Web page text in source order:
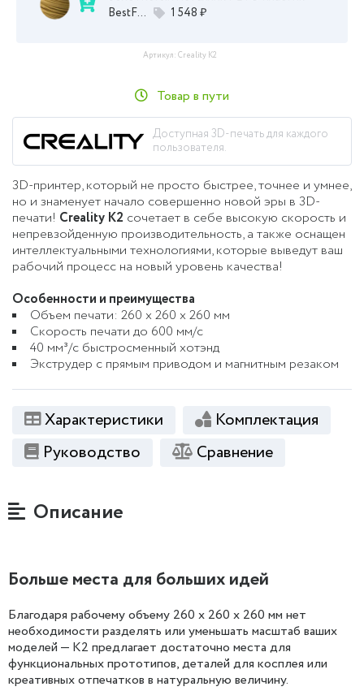
Товар в пути
Доступная 3D-печать для каждого
пользователя.
3D-принтер, который не просто быстрее, точнее и умнее,
но и знаменует начало совершенно новой эры в 3D-
печати! Creality K2 сочетает в себе высокую скорость и
непревзойденную производительность, а также оснащен
интеллектуальными технологиями, которые выведут ваш
рабочий процесс на новый уровень качества!
Особенности и преимущества
Объем печати: 260 x 260 x 260 мм
Скорость печати до 600 мм/с
40 мм³/с быстросменный хотэнд
Экструдер с прямым приводом и магнитным резаком
Характеристики
Комплектация
Руководство
Сравнение
BestF...
1 548 ₽
Артикул: Creality K2
Описание
Больше места для больших идей
Благодаря рабочему объему 260 x 260 x 260 мм нет
необходимости разделять или уменьшать масштаб ваших
моделей — K2 предлагает достаточно места для
функциональных прототипов, деталей для косплея или
креативных отпечатков в натуральную величину.